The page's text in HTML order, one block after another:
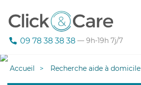
09 78 38 38 38 — 9h-19h 7j/7
Accueil Recherche aide à domicile